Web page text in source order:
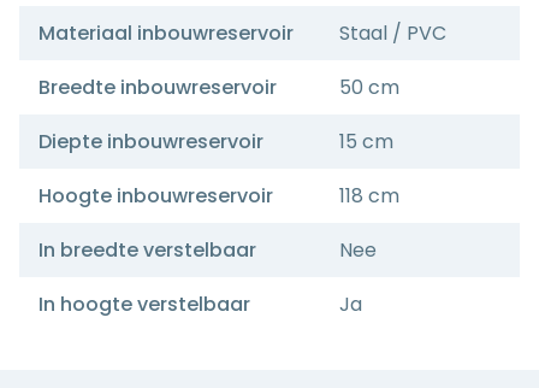
Materiaal inbouwreservoir
Staal / PVC
Breedte inbouwreservoir
50 cm
Diepte inbouwreservoir
15 cm
Hoogte inbouwreservoir
118 cm
In breedte verstelbaar
Nee
In hoogte verstelbaar
Ja